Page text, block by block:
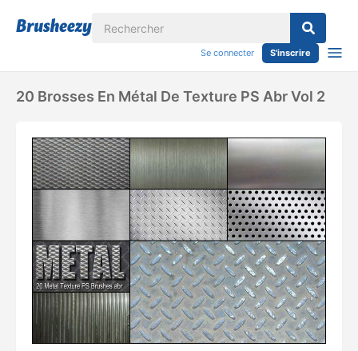
Se connecter S'inscrire
20 Brosses En Métal De Texture PS Abr Vol 2